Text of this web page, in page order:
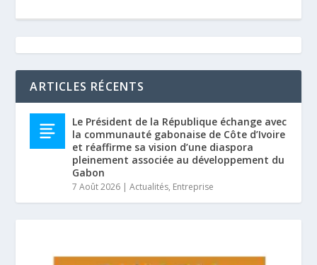
ARTICLES RÉCENTS
Le Président de la République échange avec
la communauté gabonaise de Côte d’Ivoire
et réaffirme sa vision d’une diaspora
pleinement associée au développement du
Gabon
7 Août 2026 |Actualités, Entreprise